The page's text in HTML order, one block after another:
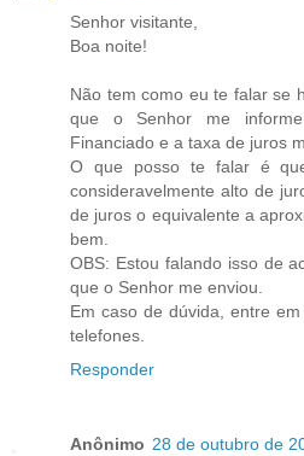
Senhor visitante,
Boa noite!
Não tem como eu te falar se
que o Senhor me
Financiado e a taxa de juros
O que posso te falar é
consideravelmente alto de
de juros o equivalente a
bem.
OBS: Estou falando isso de
que o Senhor me enviou.
Em caso de dúvida, entre
telefones.
Responder
Anônimo 28 de outubro de